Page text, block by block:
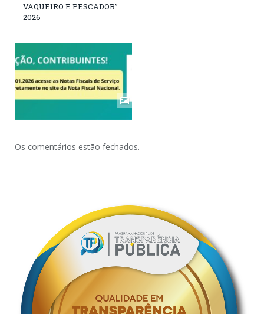
VAQUEIRO E PESCADOR”
2026
Os comentários estão fechados.